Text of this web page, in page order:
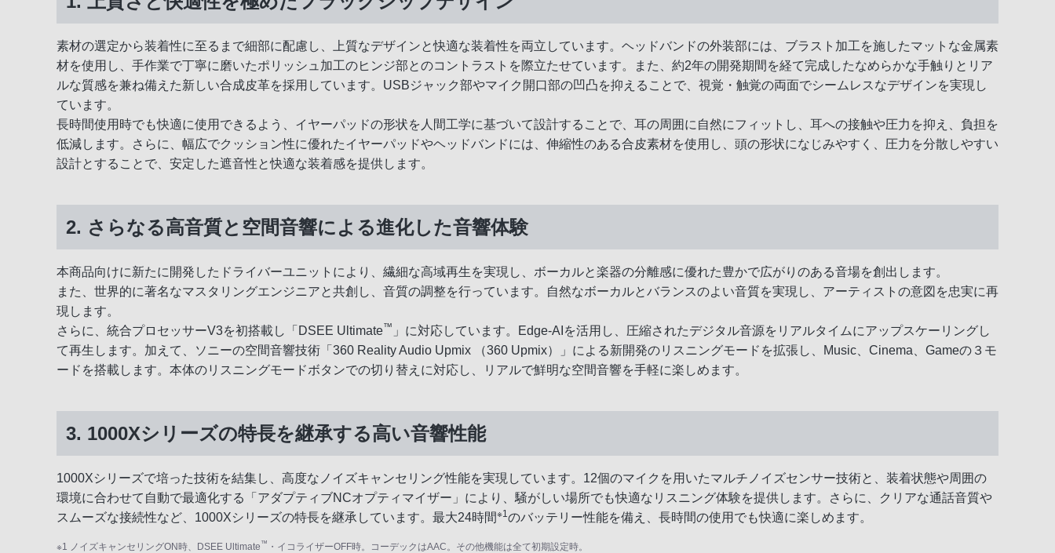
素材の選定から装着性に至るまで細部に配慮し、上質なデザインと快適な装着性を両立しています。ヘッドバンドの外装部には、ブラスト加工を施したマットな金属素
材を使用し、手作業で丁寧に磨いたポリッシュ加工のヒンジ部とのコントラストを際立たせています。また、約2年の開発期間を経て完成したなめらかな手触りとリア
ルな質感を兼ね備えた新しい合成皮革を採用しています。USBジャック部やマイク開口部の凹凸を抑えることで、視覚・触覚の両面でシームレスなデザインを実現し
ています。
長時間使用時でも快適に使用できるよう、イヤーパッドの形状を人間工学に基づいて設計することで、耳の周囲に自然にフィットし、耳への接触や圧力を抑え、負担を
低減します。さらに、幅広でクッション性に優れたイヤーパッドやヘッドバンドには、伸縮性のある合皮素材を使用し、頭の形状になじみやすく、圧力を分散しやすい
設計とすることで、安定した遮音性と快適な装着感を提供します。
2. さらなる高音質と空間音響による進化した音響体験
本商品向けに新たに開発したドライバーユニットにより、繊細な高域再生を実現し、ボーカルと楽器の分離感に優れた豊かで広がりのある音場を創出します。
また、世界的に著名なマスタリングエンジニアと共創し、音質の調整を行っています。自然なボーカルとバランスのよい音質を実現し、アーティストの意図を忠実に再
現します。
さらに、統合プロセッサーV3を初搭載し「DSEE Ultimate™ 」に対応しています。Edge-AIを活用し、圧縮されたデジタル音源をリアルタイムにアップスケーリングし
て再生します。加えて、ソニーの空間音響技術「360 Reality Audio Upmix （360 Upmix）」による新開発のリスニングモードを拡張し、Music、Cinema、Gameの３モ
ードを搭載します。本体のリスニングモードボタンでの切り替えに対応し、リアルで鮮明な空間音響を手軽に楽しめます。
3. 1000Xシリーズの特長を継承する高い音響性能
1000Xシリーズで培った技術を結集し、高度なノイズキャンセリング性能を実現しています。12個のマイクを用いたマルチノイズセンサー技術と、装着状態や周囲の
環境に合わせて自動で最適化する「アダプティブNCオプティマイザー」により、騒がしい場所でも快適なリスニング体験を提供します。さらに、クリアな通話音質や
スムーズな接続性など、1000Xシリーズの特長を継承しています。最大24時間※1 のバッテリー性能を備え、長時間の使用でも快適に楽しめます。
※1 ノイズキャンセリングON時、DSEE Ultimate ™ ・イコライザーOFF時。コーデックはAAC。その他機能は全て初期設定時。